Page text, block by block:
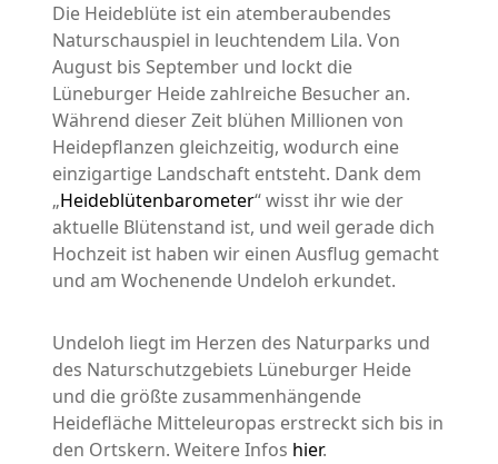
Die Heideblüte ist ein atemberaubendes
Naturschauspiel in leuchtendem Lila. Von
August bis September und lockt die
Lüneburger Heide zahlreiche Besucher an.
Während dieser Zeit blühen Millionen von
Heidepflanzen gleichzeitig, wodurch eine
einzigartige Landschaft entsteht. Dank dem
„Heideblütenbarometer“ wisst ihr wie der
aktuelle Blütenstand ist, und weil gerade dich
Hochzeit ist haben wir einen Ausflug gemacht
und am Wochenende Undeloh erkundet.
Undeloh liegt im Herzen des Naturparks und
des Naturschutzgebiets Lüneburger Heide
und die größte zusammenhängende
Heidefläche Mitteleuropas erstreckt sich bis in
den Ortskern. Weitere Infos hier.